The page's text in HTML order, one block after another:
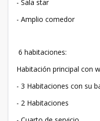
- Sala star
- Amplio comedor
6 habitaciones:
Habitación principal con
- 3 Habitaciones con su
- 2 Habitaciones